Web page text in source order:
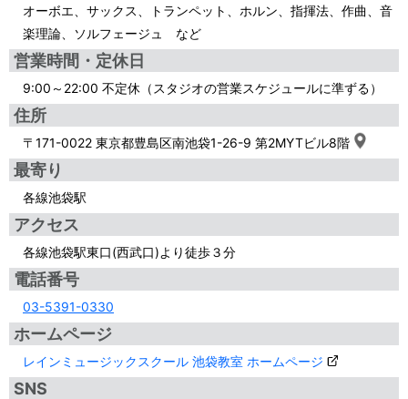
オーボエ、サックス、トランペット、ホルン、指揮法、作曲、音
楽理論、ソルフェージュ など
営業時間・定休日
9:00～22:00 不定休（スタジオの営業スケジュールに準ずる）
住所
〒171-0022 東京都豊島区南池袋1-26-9 第2MYTビル8階
最寄り
各線池袋駅
アクセス
各線池袋駅東口(西武口)より徒歩３分
電話番号
03-5391-0330
ホームページ
レインミュージックスクール 池袋教室 ホームページ
SNS